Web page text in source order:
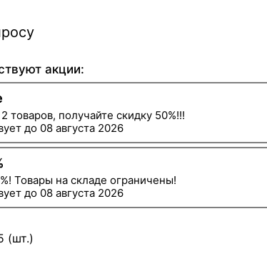
акции:
товаров, получайте скидку 50%!!!
до 08 августа 2026
Товары на складе ограничены!
до 08 августа 2026
(шт.)